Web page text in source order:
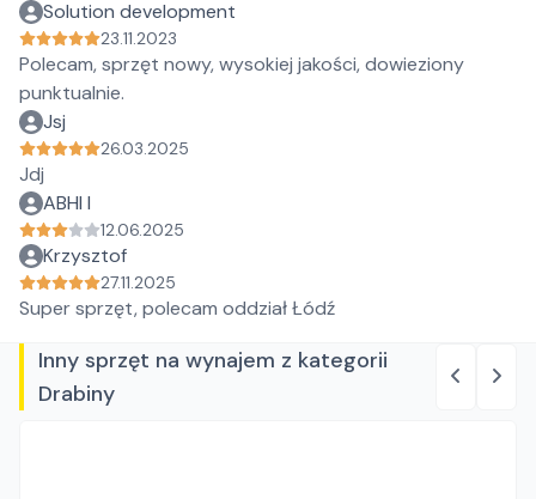
Solution development
23.11.2023
Polecam, sprzęt nowy, wysokiej jakości, dowieziony
punktualnie.
Jsj
26.03.2025
Jdj
ABHI I
12.06.2025
Krzysztof
27.11.2025
Super sprzęt, polecam oddział Łódź
Inny sprzęt na wynajem z kategorii
Drabiny